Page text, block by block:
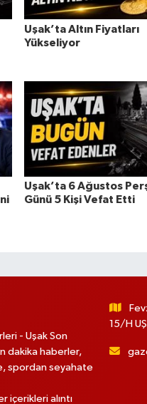
Uşak’ta Altın Fiyatları
Yükseliyor
Uşak’ta 6 Ağustos
Günü 5 Kişi Vefat Etti
- Uşak Son
dakika haberler,
spordan seyahate
içerikleri alıntı
15/H